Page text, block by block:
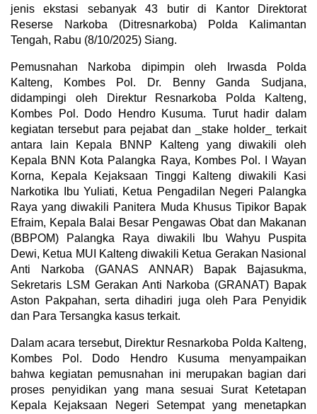
jenis ekstasi sebanyak 43 butir di Kantor Direktorat
Reserse Narkoba (Ditresnarkoba) Polda Kalimantan
Tengah, Rabu (8/10/2025) Siang.
Pemusnahan Narkoba dipimpin oleh Irwasda Polda
Kalteng, Kombes Pol. Dr. Benny Ganda Sudjana,
didampingi oleh Direktur Resnarkoba Polda Kalteng,
Kombes Pol. Dodo Hendro Kusuma. Turut hadir dalam
kegiatan tersebut para pejabat dan _stake holder_ terkait
antara lain Kepala BNNP Kalteng yang diwakili oleh
Kepala BNN Kota Palangka Raya, Kombes Pol. I Wayan
Korna, Kepala Kejaksaan Tinggi Kalteng diwakili Kasi
Narkotika Ibu Yuliati, Ketua Pengadilan Negeri Palangka
Raya yang diwakili Panitera Muda Khusus Tipikor Bapak
Efraim, Kepala Balai Besar Pengawas Obat dan Makanan
(BBPOM) Palangka Raya diwakili Ibu Wahyu Puspita
Dewi, Ketua MUI Kalteng diwakili Ketua Gerakan Nasional
Anti Narkoba (GANAS ANNAR) Bapak Bajasukma,
Sekretaris LSM Gerakan Anti Narkoba (GRANAT) Bapak
Aston Pakpahan, serta dihadiri juga oleh Para Penyidik
dan Para Tersangka kasus terkait.
Dalam acara tersebut, Direktur Resnarkoba Polda Kalteng,
Kombes Pol. Dodo Hendro Kusuma menyampaikan
bahwa kegiatan pemusnahan ini merupakan bagian dari
proses penyidikan yang mana sesuai Surat Ketetapan
Kepala Kejaksaan Negeri Setempat yang menetapkan